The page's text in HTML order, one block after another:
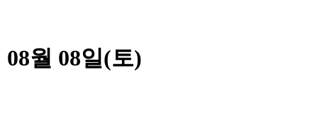
08월 08일(토)